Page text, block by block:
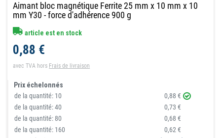
Aimant bloc magnétique Ferrite 25 mm x 10 mm x 10
mm Y30 - force d'adhérence 900 g
article est en stock
0,88 €
avec TVA hors Frais de livraison
Prix échelonnés
de la quantité: 10
0,88 €
de la quantité:40
0,73 €
de la quantité: 80
0,68 €
de la quantité: 160
0,62 €